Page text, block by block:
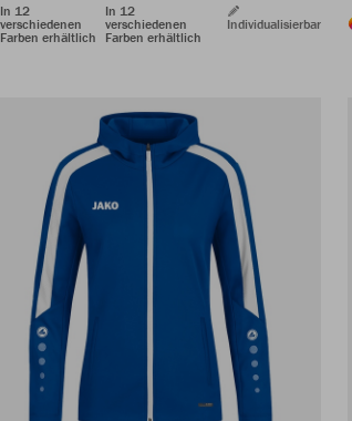
In 12
verschiedenen
Farben erhältlich
In 12
verschiedenen
Farben erhältlich
Individualisierbar